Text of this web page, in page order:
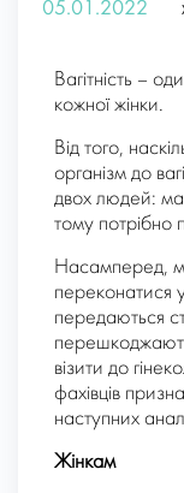
05.01.2022
Вагітність –
кожної жінки.
Від того,
організм до
двох людей:
тому потрібно
Насамперед,
переконатися
передаються
візити до
фахівців
наступних
Жінкам